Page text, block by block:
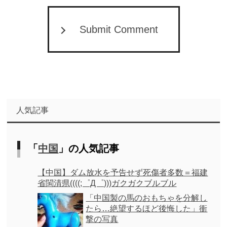
Submit Comment
人気記事
「 中国 」の人気記事
【中国】ダム放水を予告せず死傷者多数＝福建
省閩清県((((;゜Д゜)))ガクガクブルブル
「中国製の馬のおもちゃを分解し
たら…絶望するほど後悔した」衝
撃の写真